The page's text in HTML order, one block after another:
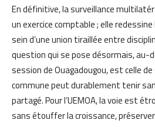
En définitive, la surveillance
un exercice comptable ; elle
sein d’une union tiraillée entre
question qui se pose désormais, au-
session de Ouagadougou, est celle
commune peut durablement tenir
partagé. Pour l’UEMOA, la voie est
sans étouffer la croissance,